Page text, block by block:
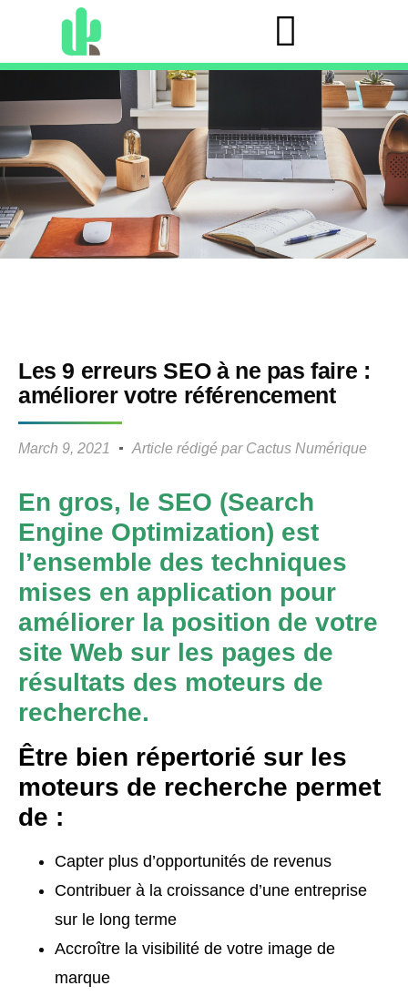
Les 9 erreurs SEO à ne pas faire :
améliorer votre référencement
March 9, 2021 Article rédigé par Cactus Numérique
En gros, le SEO (Search
Engine Optimization) est
l’ensemble des techniques
mises en application pour
améliorer la position de votre
site Web sur les pages de
résultats des moteurs de
recherche.
Être bien répertorié sur les
moteurs de recherche permet
de :
Capter plus d’opportunités de revenus
Contribuer à la croissance d’une entreprise
sur le long terme
Accroître la visibilité de votre image de
marque